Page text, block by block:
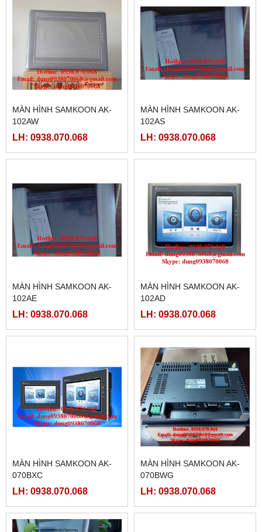
MÀN HÌNH SAMKOON AK-
102AW
LH: 0938.070.068
MÀN HÌNH SAMKOON AK-
102AS
LH: 0938.070.068
MÀN HÌNH SAMKOON AK-
102AE
LH: 0938.070.068
MÀN HÌNH SAMKOON AK-
102AD
LH: 0938.070.068
MÀN HÌNH SAMKOON AK-
070BXC
LH: 0938.070.068
MÀN HÌNH SAMKOON AK-
070BWG
LH: 0938.070.068